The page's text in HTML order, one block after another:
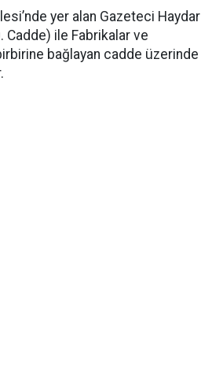
yer alan Gazeteci Haydar
Cadde) ile Fabrikalar ve
bağlayan cadde üzerinde